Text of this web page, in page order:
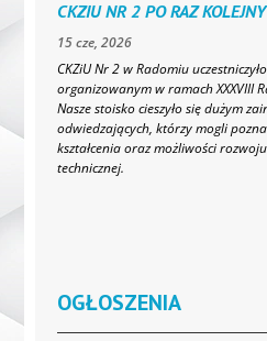
CKZIU NR 2 PO RAZ
15 cze, 2026
CKZiU Nr 2 w Radomiu
organizowanym w ramach XXXVIII
Nasze stoisko cieszyło się dużym
odwiedzających, którzy mogli
kształcenia oraz możliwości
technicznej.
OGŁOSZENIA